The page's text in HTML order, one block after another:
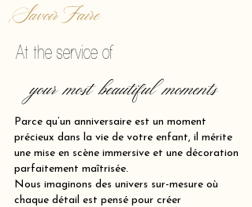
Savoir Faire
At the service of
your most beautiful moments
Parce qu’un anniversaire est un moment
précieux dans la vie de votre enfant, il mérite
une mise en scène immersive et une décoration
parfaitement maîtrisée.
Nous imaginons des univers sur-mesure où
chaque détail est pensé pour créer